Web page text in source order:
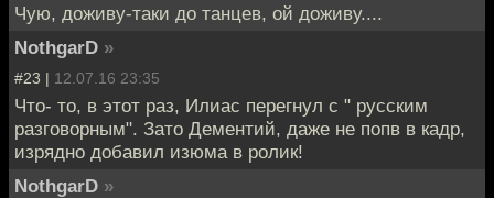
Чую, доживу-таки до танцев, ой доживу....
NothgarD »
#23 | 12.07.16 23:35
Что- то, в этот раз, Илиас перегнул с " русским
разговорным". Зато Дементий, даже не попв в кадр,
изрядно добавил изюма в ролик!
NothgarD »